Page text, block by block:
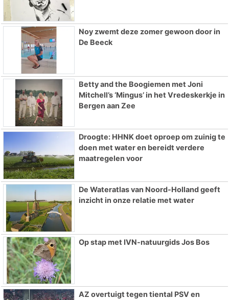
Noy zwemt deze zomer gewoon door in
De Beeck
Betty and the Boogiemen met Joni
Mitchell’s ‘Mingus’ in het Vredeskerkje in
Bergen aan Zee
Droogte: HHNK doet oproep om zuinig te
doen met water en bereidt verdere
maatregelen voor
De Wateratlas van Noord-Holland geeft
inzicht in onze relatie met water
Op stap met IVN-natuurgids Jos Bos
AZ overtuigt tegen tiental PSV en